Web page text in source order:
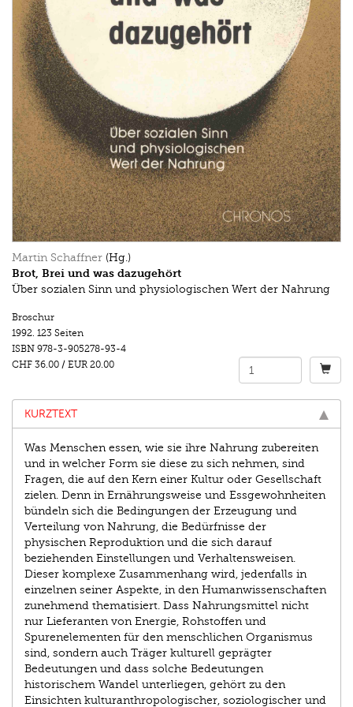
Martin Schaffner (Hg.)
Brot, Brei und was dazugehört
Über sozialen Sinn und physiologischen Wert der Nahrung
Broschur
1992. 123 Seiten
ISBN 978-3-905278-93-4
CHF 36.00 / EUR 20.00
KURZTEXT
Was Menschen essen, wie sie ihre Nahrung zubereiten
und in welcher Form sie diese zu sich nehmen, sind
Fragen, die auf den Kern einer Kultur oder Gesellschaft
zielen. Denn in Ernährungsweise und Essgewohnheiten
bündeln sich die Bedingungen der Erzeugung und
Verteilung von Nahrung, die Bedürfnisse der
physischen Reproduktion und die sich darauf
beziehenden Einstellungen und Verhaltensweisen.
Dieser komplexe Zusammenhang wird, jedenfalls in
einzelnen seiner Aspekte, in den Humanwissenschaften
zunehmend thematisiert. Dass Nahrungsmittel nicht
nur Lieferanten von Energie, Rohstoffen und
Spurenelementen für den menschlichen Organismus
sind, sondern auch Träger kulturell geprägter
Bedeutungen und dass solche Bedeutungen
historischem Wandel unterliegen, gehört zu den
Einsichten kulturanthropologischer, soziologischer und